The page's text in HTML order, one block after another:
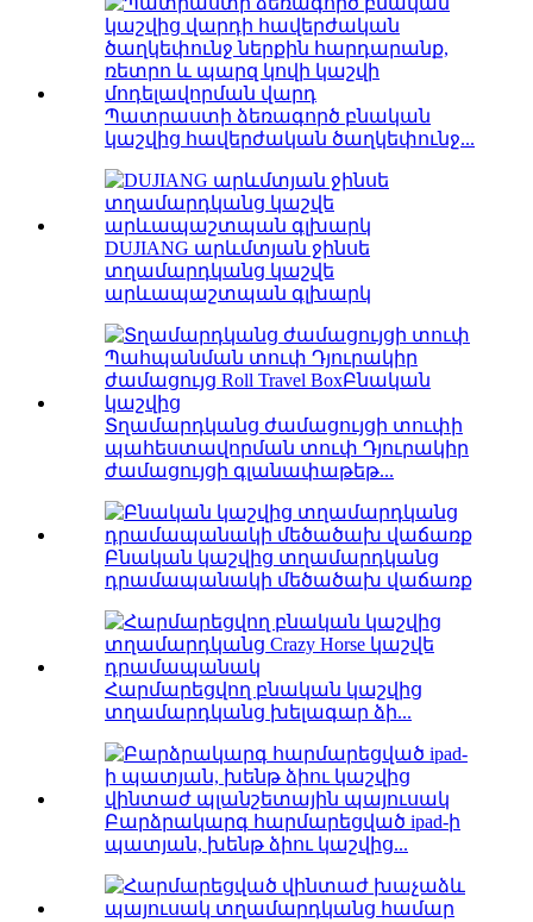
Պատրաստի ձեռագործ բնական
կաշվից հավերժական ծաղկեփունջ...
DUJIANG արևմտյան ջինսե
տղամարդկանց կաշվե
արևապաշտպան գլխարկ
Տղամարդկանց ժամացույցի տուփի
պահեստավորման տուփ Դյուրակիր
ժամացույցի գլանափաթեթ...
Բնական կաշվից տղամարդկանց
դրամապանակի մեծածախ վաճառք
Հարմարեցվող բնական կաշվից
տղամարդկանց խելագար ձի...
Բարձրակարգ հարմարեցված ipad-ի
պատյան, խենթ ձիու կաշվից...